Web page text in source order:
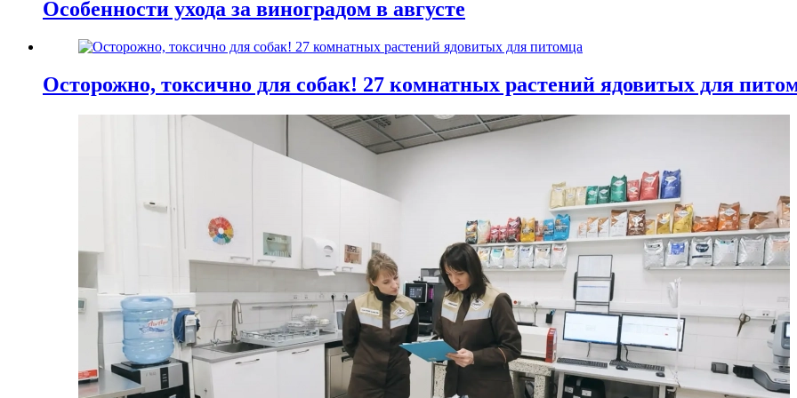
Особенности ухода за виноградом в августе
Осторожно, токсично для собак! 27 комнатных растений ядовитых для